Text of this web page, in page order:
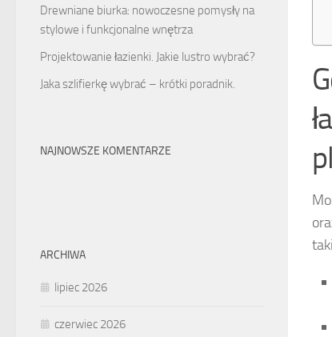
Drewniane biurka: nowoczesne pomysły na
stylowe i funkcjonalne wnętrza
Projektowanie łazienki. Jakie lustro wybrać?
Jaka szlifierkę wybrać – krótki poradnik.
NAJNOWSZE KOMENTARZE
ARCHIWA
lipiec 2026
czerwiec 2026